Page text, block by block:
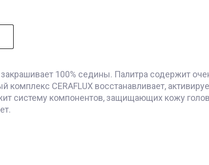
100% седины. Палитра содержит
CERAFLUX восстанавливает,
систему компонентов, защищающих кожу